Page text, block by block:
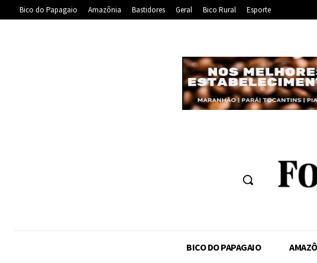
Bico do Papagaio Amazônia Bastidores Geral Bico Rural Esporte
BICO DO PAPAGAIO